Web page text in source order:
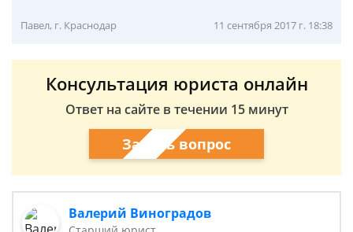
Павел, г. Краснодар 11 сентября 2017 г. 18:38
Консультация юриста онлайн
Ответ на сайте в течении 15 минут
Задать вопрос
Валерий Виноградов